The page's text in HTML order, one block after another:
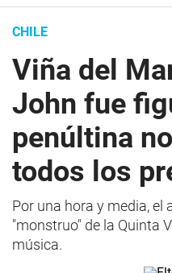
CHILE
Viña del
John fue
penúltina
todos los
Por una hora y media, el
"monstruo" de la Quinta
música.